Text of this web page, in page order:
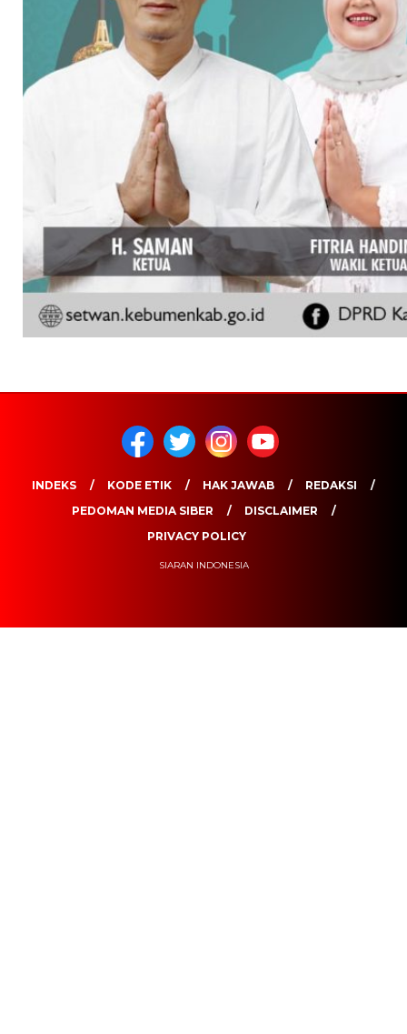
INDEKS KODE ETIK HAK JAWAB
REDAKSI
PEDOMAN MEDIA SIBER
DISCLAIMER
PRIVACY POLICY
SIARAN INDONESIA